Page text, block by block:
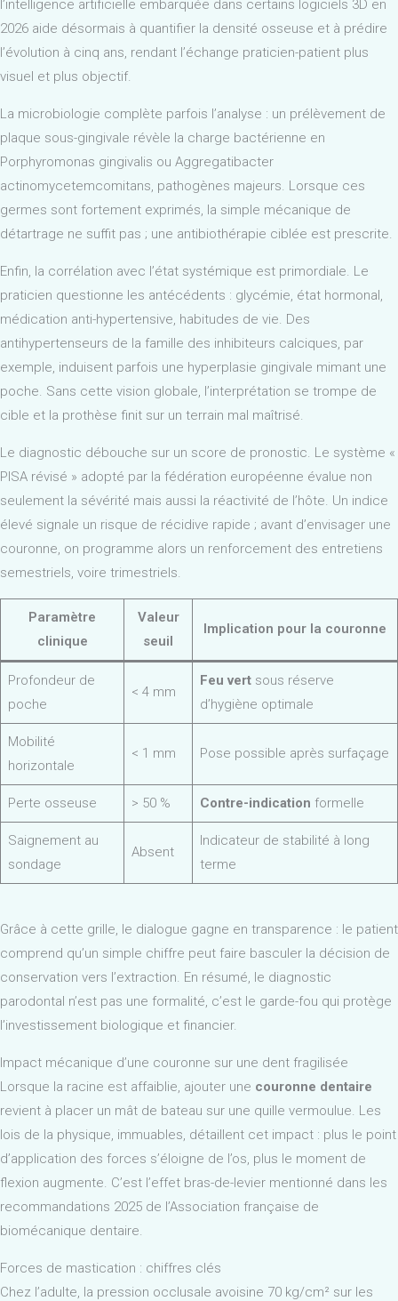
l’intelligence artificielle embarquée dans certains logiciels 3D en
2026 aide désormais à quantifier la densité osseuse et à prédire
l’évolution à cinq ans, rendant l’échange praticien-patient plus
visuel et plus objectif.
La microbiologie complète parfois l’analyse : un prélèvement de
plaque sous-gingivale révèle la charge bactérienne en
Porphyromonas gingivalis ou Aggregatibacter
actinomycetemcomitans, pathogènes majeurs. Lorsque ces
germes sont fortement exprimés, la simple mécanique de
détartrage ne suffit pas ; une antibiothérapie ciblée est prescrite.
Enfin, la corrélation avec l’état systémique est primordiale. Le
praticien questionne les antécédents : glycémie, état hormonal,
médication anti-hypertensive, habitudes de vie. Des
antihypertenseurs de la famille des inhibiteurs calciques, par
exemple, induisent parfois une hyperplasie gingivale mimant une
poche. Sans cette vision globale, l’interprétation se trompe de
cible et la prothèse finit sur un terrain mal maîtrisé.
Le diagnostic débouche sur un score de pronostic. Le système «
PISA révisé » adopté par la fédération européenne évalue non
seulement la sévérité mais aussi la réactivité de l’hôte. Un indice
élevé signale un risque de récidive rapide ; avant d’envisager une
couronne, on programme alors un renforcement des entretiens
semestriels, voire trimestriels.
Paramètre
clinique
Valeur
seuil
Implication pour la couronne
Profondeur de
poche
< 4 mm
Feu vertsous réserve
d’hygiène optimale
Mobilité
horizontale
< 1 mm Pose possible après surfaçage
Perte osseuse > 50 % Contre-indication formelle
Saignement au
sondage
Absent
Indicateur de stabilité à long
terme
Grâce à cette grille, le dialogue gagne en transparence : le patient
comprend qu’un simple chiffre peut faire basculer la décision de
conservation vers l’extraction. En résumé, le diagnostic
parodontal n’est pas une formalité, c’est le garde-fou qui protège
l’investissement biologique et financier.
Impact mécanique d’une couronne sur une dent fragilisée
Lorsque la racine est affaiblie, ajouter une couronne dentaire
revient à placer un mât de bateau sur une quille vermoulue. Les
lois de la physique, immuables, détaillent cet impact : plus le point
d’application des forces s’éloigne de l’os, plus le moment de
flexion augmente. C’est l’effet bras-de-levier mentionné dans les
recommandations 2025 de l’Association française de
biomécanique dentaire.
Forces de mastication : chiffres clés
Chez l’adulte, la pression occlusale avoisine 70 kg/cm² sur les